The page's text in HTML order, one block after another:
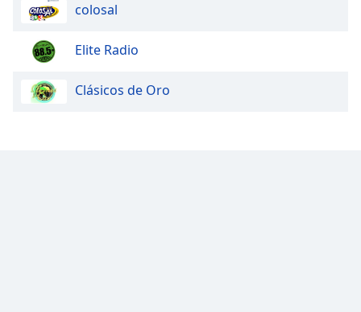
colosal
Elite Radio
Clásicos de Oro